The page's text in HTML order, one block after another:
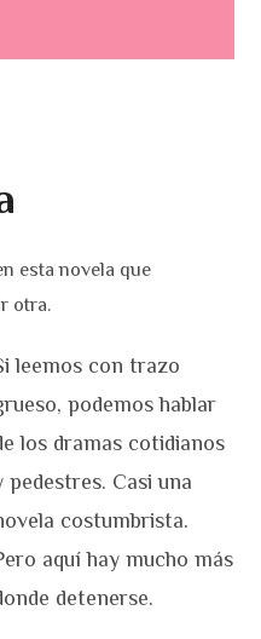
esta novela que
otra.
leemos con trazo
podemos hablar
los dramas cotidianos
pedestres. Casi una
costumbrista.
aquí hay mucho más
detenerse.